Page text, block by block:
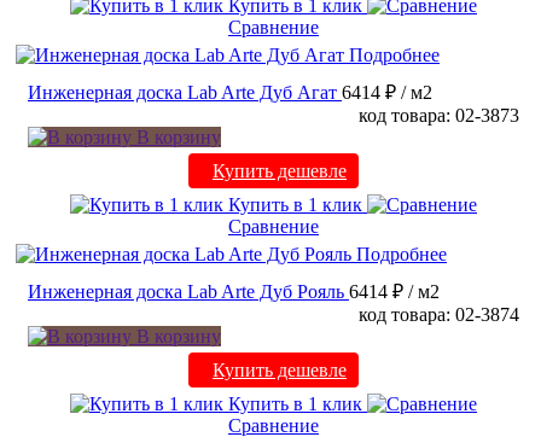
Купить в 1 клик
Сравнение
Подробнее
Инженерная доска Lab Arte Дуб Агат 6414 ₽ / м2
код товара: 02-3873
В корзину
Купить дешевле
Купить в 1 клик
Сравнение
Подробнее
Инженерная доска Lab Arte Дуб Рояль 6414 ₽ / м2
код товара: 02-3874
В корзину
Купить дешевле
Купить в 1 клик
Сравнение